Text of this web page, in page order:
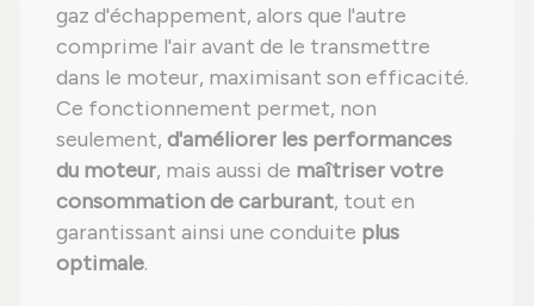
gaz d'échappement, alors que l'autre
comprime l'air avant de le transmettre
dans le moteur, maximisant son efficacité.
Ce fonctionnement permet, non
seulement, d'améliorer les performances
du moteur, mais aussi de maîtriser votre
consommation de carburant, tout en
garantissant ainsi une conduite plus
optimale.